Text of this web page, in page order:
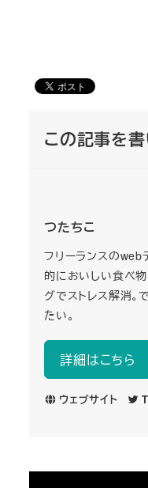
この記事を
つたちこ
フリーランスのweb
的においしい食べ
グでストレス解消
たい。
詳細はこちら
ウェブサイト